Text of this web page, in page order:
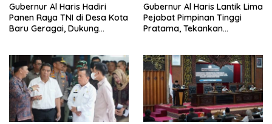
Gubernur Al Haris Hadiri
Panen Raya TNI di Desa Kota
Baru Geragai, Dukung
Gubernur Al Haris Lantik Lima
Pejabat Pimpinan Tinggi
Pratama, Tekankan
Integritas